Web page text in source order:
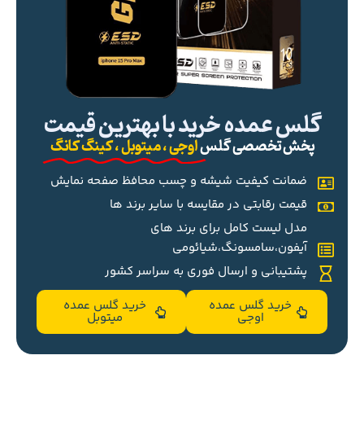
گلس عمده خرید با بهترین قیمت
پخش تخصصی گلساوجی ، میتوبل ، کینگ کانگ
ضمانت کیفیت شیشه و چسب محافظ صفحه نمایش
قیمت رقابتی در مقایسه با سایر برند ها
مدل لیست کامل برای برند های
آیفون،سامسونگ،شیائومی
پشتیبانی و ارسال فوری به سراسر کشور
خرید گلس عمده
اوجی
خرید گلس عمده
میتوبل